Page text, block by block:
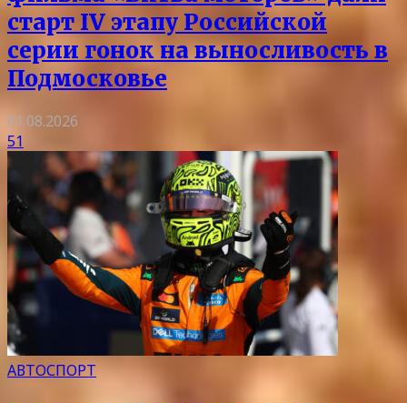
старт IV этапу Российской
серии гонок на выносливость в
Подмосковье
01.08.2026
51
АВТОСПОРТ